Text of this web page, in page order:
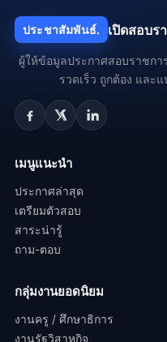
ประชาสัมพันธ์. เปิดสอบร
ผู้ให้ข้อมูลประกาศสอบราชก
รวดเร็ว ถูกต้อง และ
เมนูแนะนำ
ประกาศล่าสุด
เตรียมตัวสอบ
สาระน่ารู้
ถาม-ตอบ
กลุ่มงานยอดนิยม
งานครู / ศึกษาธิการ
งานรัฐวิสาหกิจ